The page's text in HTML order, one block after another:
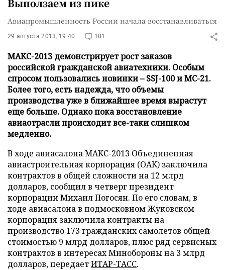
Выползаем из пике
Авиапромышленность России начала восстанавливаться
29 августа 2013, 19:40 101
МАКС-2013 демонстрирует рост заказов
российской гражданской авиатехники. Особым
спросом пользовались новинки – SSJ-100 и МС-21.
Более того, есть надежда, что объемы
производства уже в ближайшее время вырастут
еще больше. Однако пока восстановление
авиаотрасли происходит все-таки слишком
медленно.
В ходе авиасалона МАКС-2013 Объединенная
авиастроительная корпорация (ОАК) заключила
контрактов в общей сложности на 12 млрд
долларов, сообщил в четверг президент
корпорации Михаил Погосян. По его словам, в
ходе авиасалона в подмосковном Жуковском
корпорация заключила контракты на
производство 173 гражданских самолетов общей
стоимостью 9 млрд долларов, плюс ряд сервисных
контрактов в интересах Минобороны на 3 млрд
долларов, передаетИТАР-ТАСС.